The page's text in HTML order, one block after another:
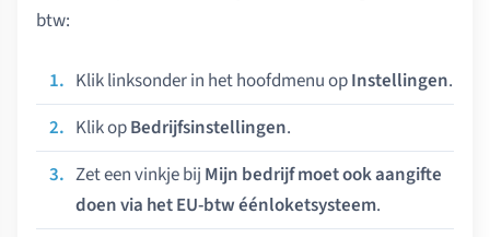
btw:
Klik linksonder in het hoofdmenu opInstellingen.
Klik opBedrijfsinstellingen.
Zet een vinkje bij Mijn bedrijf moet ook aangifte
doen via het EU-btw éénloketsysteem.